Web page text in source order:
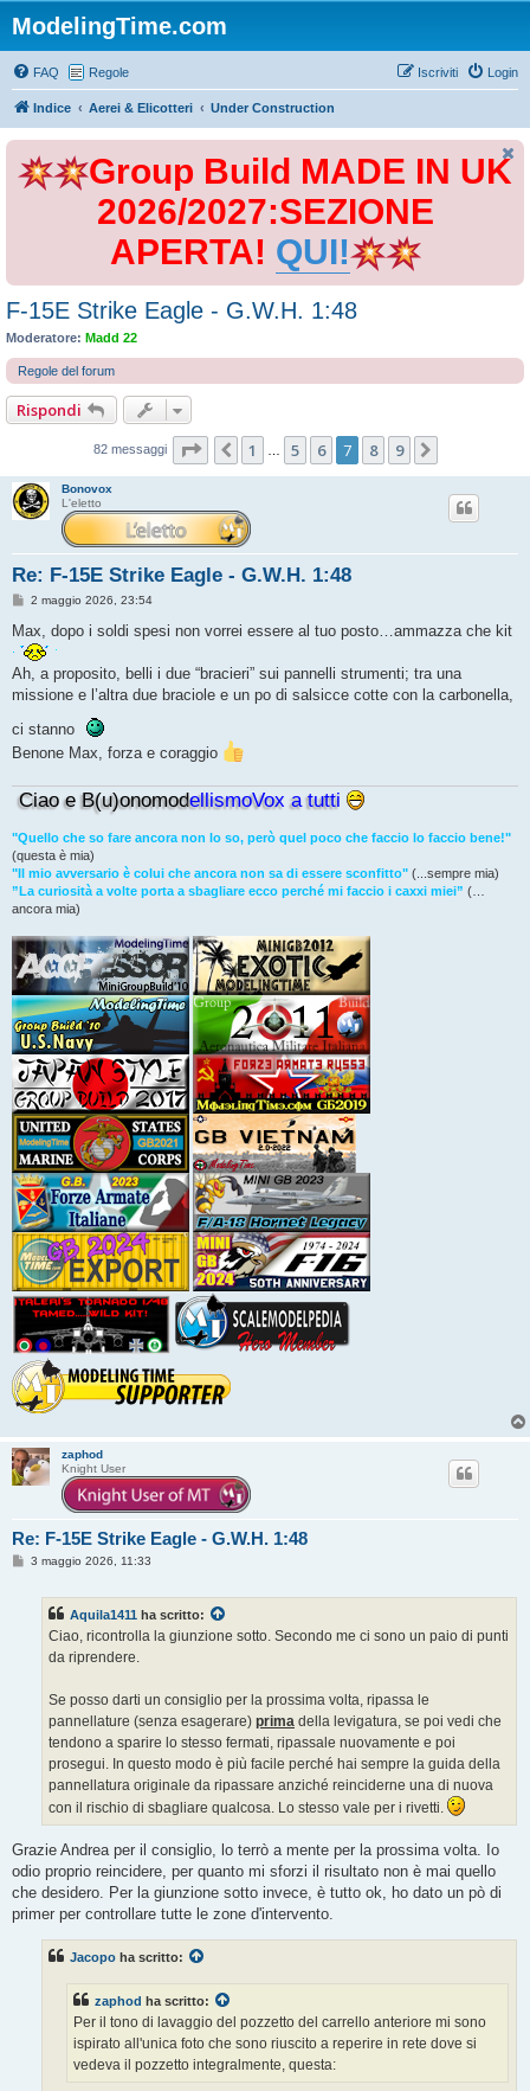
ModelingTime.com
FAQ Regole Login
Iscriviti
Indice Aerei & Elicotteri Under Construction
Group Build MADE IN UK
2026/2027:SEZIONE
APERTA! QUI!
F-15E Strike Eagle - G.W.H. 1:48
Moderatore: Madd 22
Regole del forum
Rispondi
82 messaggi Pagina di 9
Precedente
1 5 6 7 8 9
Bonovox
L'eletto
Re: F-15E Strike Eagle - G.W.H. 1:48
M
s
a
g
g
i
2 maggio 2026, 23:54
Max, dopo i soldi spesi non vorrei essere al tuo posto…ammazza che kit
Ah, a proposito, belli i due “bracieri” sui pannelli strumenti; tra una
missione e l’altra due braciole e un po di salsicce cotte con la carbonella,
ci stanno
Benone Max, forza e coraggio
Ciao e B(u)onomodellismoVox a tutti
"Quello che so fare ancora non lo so, però quel poco che faccio lo faccio bene!"
(questa è mia)
"Il mio avversario è colui che ancora non sa di essere sconfitto" (...sempre mia)
”La curiosità a volte porta a sbagliare ecco perché mi faccio i caxxi miei” (…
ancora mia)
zaphod
Knight User
Re: F-15E Strike Eagle - G.W.H. 1:48
M3 maggio 2026, 11:33
Aquila1411 ha scritto:
Ciao, ricontrolla la giunzione sotto. Secondo me ci sono un paio di punti
da riprendere.
Se posso darti un consiglio per la prossima volta, ripassa le
pannellature (senza esagerare) prima della levigatura, se poi vedi che
tendono a sparire lo stesso fermati, ripassale nuovamente e poi
prosegui. In questo modo è più facile perché hai sempre la guida della
pannellatura originale da ripassare anziché reinciderne una di nuova
con il rischio di sbagliare qualcosa. Lo stesso vale per i rivetti.
Grazie Andrea per il consiglio, lo terrò a mente per la prossima volta. Io
odio proprio reincidere, per quanto mi sforzi il risultato non è mai quello
che desidero. Per la giunzione sotto invece, è tutto ok, ho dato un pò di
primer per controllare tutte le zone d'intervento.
Jacopo ha scritto:
zaphod ha scritto:
Per il tono di lavaggio del pozzetto del carrello anteriore mi sono
ispirato all'unica foto che sono riuscito a reperire in rete dove si
vedeva il pozzetto integralmente, questa: